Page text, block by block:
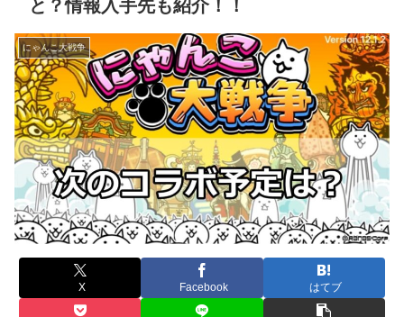
と？情報入手先も紹介！！
にゃんこ大戦争
X Facebook はてブ